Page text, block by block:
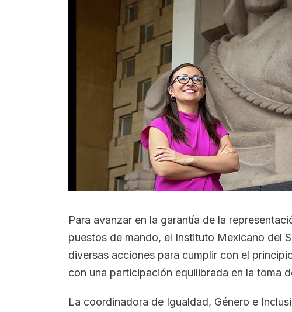
Para avanzar en la garantía de la
puestos de mando, el Instituto Mexicano del
diversas acciones para cumplir con el
con una participación equilibrada en la toma
La coordinadora de Igualdad, Género e